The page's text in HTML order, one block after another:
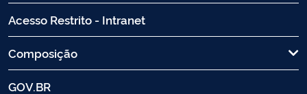
Acesso Restrito - Intranet
Composição
GOV.BR